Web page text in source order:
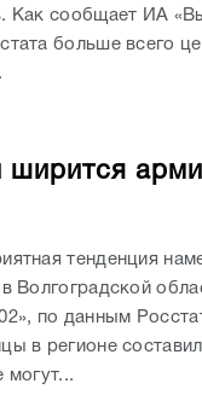
Как сообщает ИА
больше всего
ширится
тенденция
в Волгоградской
по данным
в регионе
могут...